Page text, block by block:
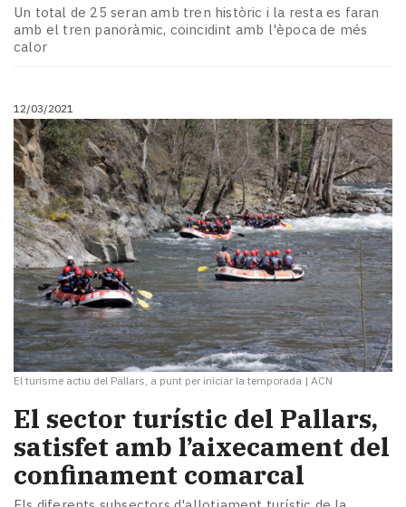
Un total de 25 seran amb tren històric i la resta es faran
amb el tren panoràmic, coincidint amb l'època de més
calor
12/03/2021
El turisme actiu del Pallars, a punt per iniciar la temporada | ACN
El sector turístic del Pallars,
satisfet amb l’aixecament del
confinament comarcal